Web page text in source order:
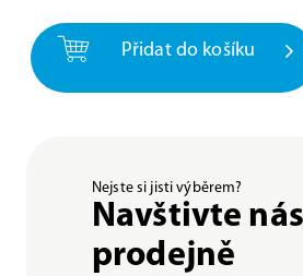
Přidat do košíku
Nejste si jisti výběrem?
Navštivte
prodejně